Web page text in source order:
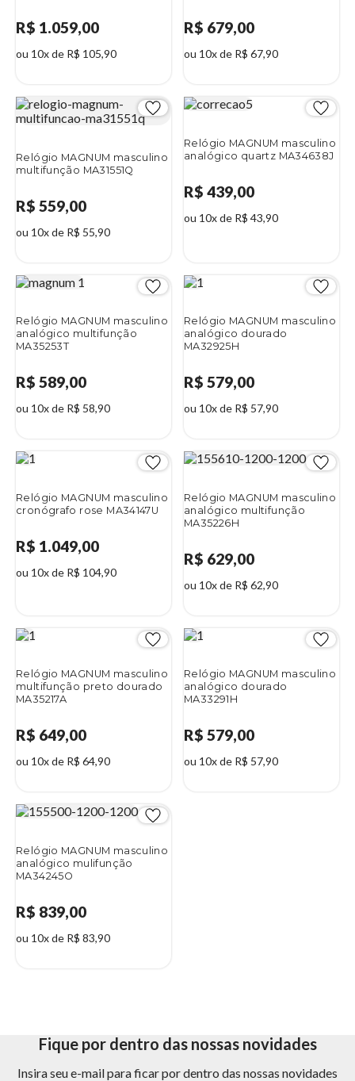
R$ 1.059,00
ou 10x de R$ 105,90
R$ 679,00
ou 10x de R$ 67,90
Relógio MAGNUM masculino
multifunção MA31551Q
R$ 559,00
ou 10x de R$ 55,90
Relógio MAGNUM masculino
analógico quartz MA34638J
R$ 439,00
ou 10x de R$ 43,90
Relógio MAGNUM masculino
analógico multifunção
MA35253T
R$ 589,00
ou 10x de R$ 58,90
Relógio MAGNUM masculino
analógico dourado
MA32925H
R$ 579,00
ou 10x de R$ 57,90
Relógio MAGNUM masculino
cronógrafo rose MA34147U
R$ 1.049,00
ou 10x de R$ 104,90
Relógio MAGNUM masculino
analógico multifunção
MA35226H
R$ 629,00
ou 10x de R$ 62,90
Relógio MAGNUM masculino
multifunção preto dourado
MA35217A
R$ 649,00
ou 10x de R$ 64,90
Relógio MAGNUM masculino
analógico dourado
MA33291H
R$ 579,00
ou 10x de R$ 57,90
Relógio MAGNUM masculino
analógico mulifunção
MA34245O
R$ 839,00
ou 10x de R$ 83,90
Fique por dentro das nossas novidades
Insira seu e-mail para ficar por dentro das nossas novidades